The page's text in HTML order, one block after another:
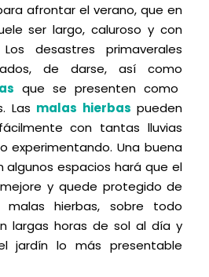
afrontar el verano, que en
ser largo, caluroso y con
desastres primaverales
de darse, así como
que se presenten como
Las malas hierbas pueden
con tantas lluvias
experimentando. Una buena
espacios hará que el
y quede protegido de
hierbas, sobre todo
largas horas de sol al día y
jardín lo más presentable